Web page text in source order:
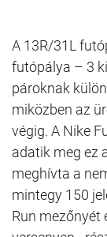
A 13R/31L
futópálya – 3
pároknak
miközben az
végig. A Nike
adatik meg ez
meghívta a
mintegy 150
Run mezőnyét